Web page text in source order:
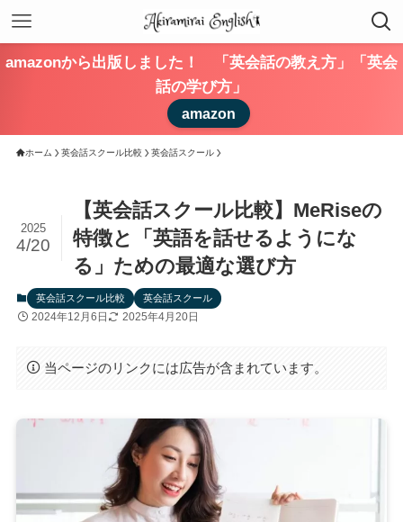
amazonから出版しました！ 「英会話の教え方」「英会
話の学び方」
amazon
ホーム 英会話スクール比較 英会話スクール
【英会話スクール比較】MeRiseの
特徴と「英語を話せるようにな
る」ための最適な選び方
2025
4/20
英会話スクール比較 英会話スクール
2024年12月6日 2025年4月20日
当ページのリンクには広告が含まれています。